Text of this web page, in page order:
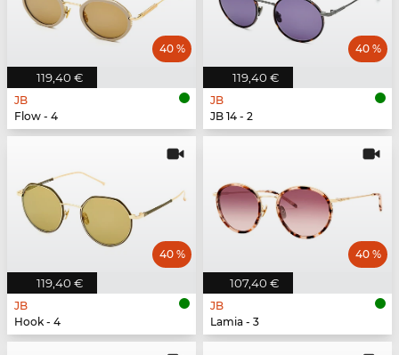
119,40 €
40 %
JB
Flow - 4
119,40 €
40 %
JB
JB 14 - 2
119,40 €
40 %
JB
Hook - 4
107,40 €
40 %
JB
Lamia - 3